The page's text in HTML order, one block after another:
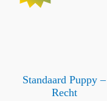
Standaard Puppy –
Recht